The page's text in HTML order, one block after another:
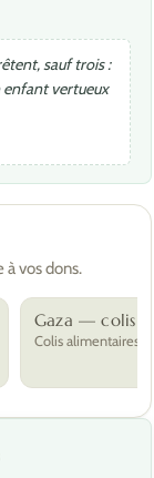
sauf trois :
enfant vertueux
à vos dons.
Gaza — colis
Colis alimentaires